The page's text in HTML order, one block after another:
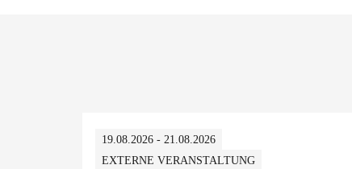
19.08.2026 - 21.08.2026
EXTERNE VERANSTALTUNG